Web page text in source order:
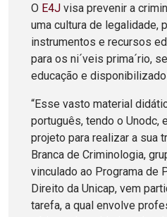
O E4J visa prevenir a
uma cultura de legalidade,
instrumentos e recursos
para os ni´veis prima´rio,
educação e
“Esse vasto material
português, tendo o Unodc,
projeto para realizar a sua
Branca de Criminologia,
vinculado ao Programa de
Direito da Unicap, vem
tarefa, a qual envolve